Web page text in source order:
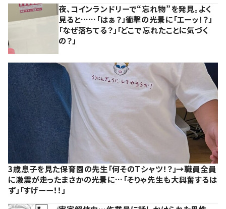
夜、コインランドリーで“忘れ物”を発見。よく
見ると……「はぁ？」衝撃の光景に「エーッ！？」
「なぜ落ちてる？」「どこで忘れたことに気づく
の？」
3歳息子を見た保育園の先生「何そのTシャツ！？」→職員全員
に激震が走ったまさかの光景に…「そりゃ先生も大興奮するは
ず」「すげーー！！」